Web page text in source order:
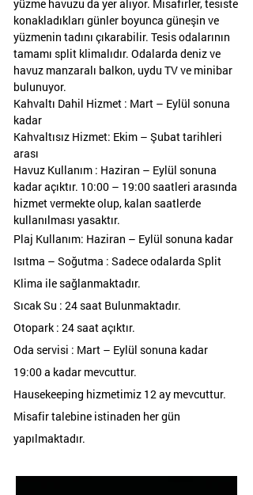
yüzme havuzu da yer alıyor. Misafirler, tesiste
konakladıkları günler boyunca güneşin ve
yüzmenin tadını çıkarabilir. Tesis odalarının
tamamı split klimalıdır. Odalarda deniz ve
havuz manzaralı balkon, uydu TV ve minibar
bulunuyor.
Kahvaltı Dahil Hizmet : Mart – Eylül sonuna
kadar
Kahvaltısız Hizmet: Ekim – Şubat tarihleri
arası
Havuz Kullanım : Haziran – Eylül sonuna
kadar açıktır. 10:00 – 19:00 saatleri arasında
hizmet vermekte olup, kalan saatlerde
kullanılması yasaktır.
Plaj Kullanım: Haziran – Eylül sonuna kadar
Isıtma – Soğutma : Sadece odalarda Split
Klima ile sağlanmaktadır.
Sıcak Su : 24 saat Bulunmaktadır.
Otopark : 24 saat açıktır.
Oda servisi : Mart – Eylül sonuna kadar
19:00 a kadar mevcuttur.
Hausekeeping hizmetimiz 12 ay mevcuttur.
Misafir talebine istinaden her gün
yapılmaktadır.